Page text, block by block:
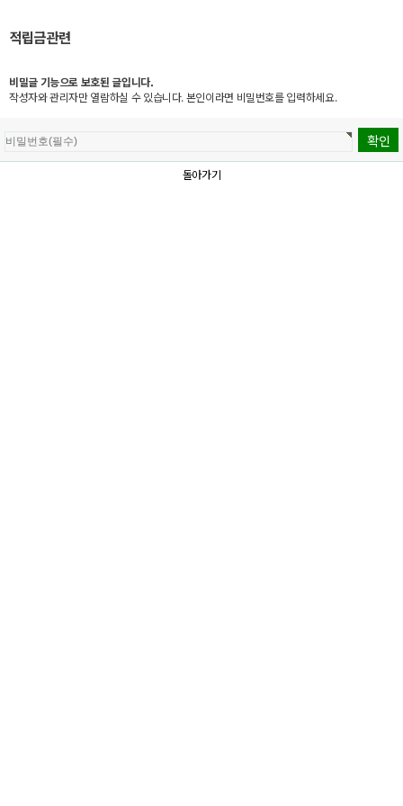
적립금관련
비밀글 기능으로 보호된 글입니다.
작성자와 관리자만 열람하실 수 있습니다. 본인이라면 비밀번호를 입력하세요.
돌아가기